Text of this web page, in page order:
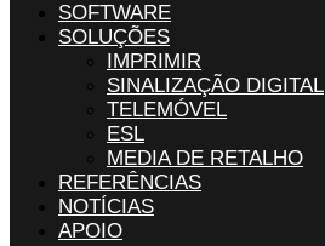
SOFTWARE
SOLUÇÕES
IMPRIMIR
SINALIZAÇÃO DIGITAL
TELEMÓVEL
ESL
MEDIA DE RETALHO
REFERÊNCIAS
NOTÍCIAS
APOIO